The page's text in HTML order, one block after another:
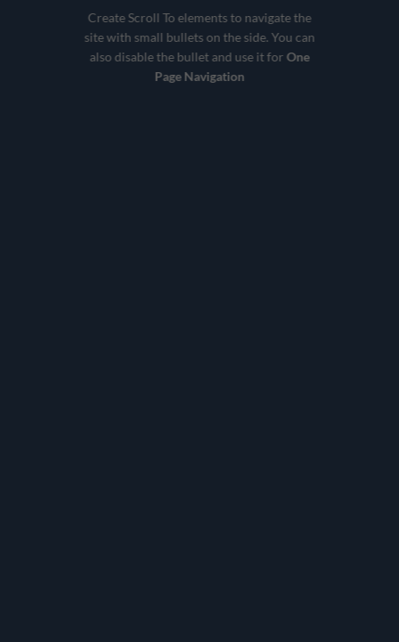
Create Scroll To elements to navigate the
site with small bullets on the side. You can
also disable the bullet and use it for One
Page Navigation